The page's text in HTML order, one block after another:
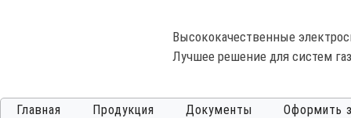
Высококачественные
Лучшее решение для систем
Главная Продукция Документы Оформить